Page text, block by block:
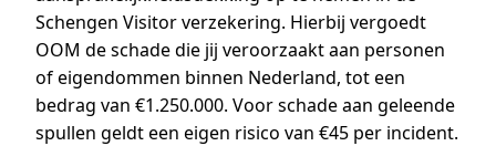
Schengen Visitor verzekering. Hierbij vergoedt
OOM de schade die jij veroorzaakt aan personen
of eigendommen binnen Nederland, tot een
bedrag van €1.250.000. Voor schade aan geleende
spullen geldt een eigen risico van €45 per incident.